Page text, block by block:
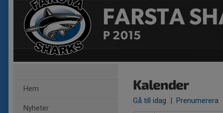
FARSTA
P 2015
Hem
Nyheter
Kalender
Gå till idag | Prenumerera